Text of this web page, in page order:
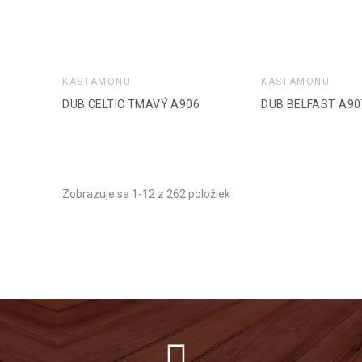
KASTAMONU
DUB CELTIC TMAVÝ A906
KASTAMONU
DUB BELFAST
Zobrazuje sa 1-12 z 262 položiek